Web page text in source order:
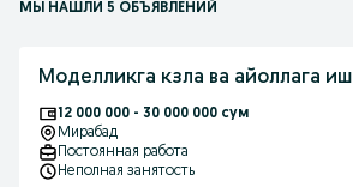
МЫ НАШЛИ 5 ОБЪЯВЛЕНИЙ
Моделликга кзла ва айоллага иш
12 000 000 - 30 000 000 сум
Мирабад
Постоянная работа
Неполная занятость